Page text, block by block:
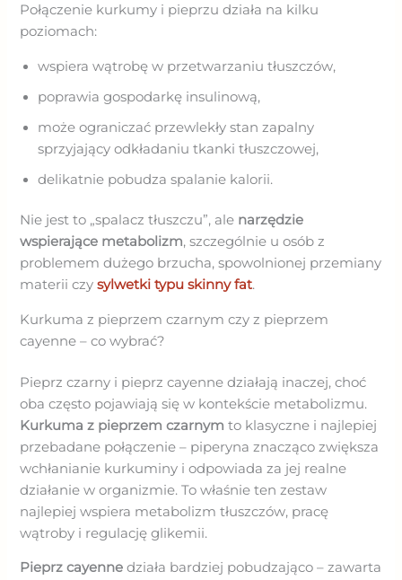
Połączenie kurkumy i pieprzu działa na kilku
poziomach:
wspiera wątrobę w przetwarzaniu tłuszczów,
poprawia gospodarkę insulinową,
może ograniczać przewlekły stan zapalny
sprzyjający odkładaniu tkanki tłuszczowej,
delikatnie pobudza spalanie kalorii.
Nie jest to „spalacz tłuszczu”, ale narzędzie
wspierające metabolizm, szczególnie u osób z
problemem dużego brzucha, spowolnionej przemiany
materii czysylwetki typu skinny fat.
Kurkuma z pieprzem czarnym czy z pieprzem
cayenne – co wybrać?
Pieprz czarny i pieprz cayenne działają inaczej, choć
oba często pojawiają się w kontekście metabolizmu.
Kurkuma z pieprzem czarnym to klasyczne i najlepiej
przebadane połączenie – piperyna znacząco zwiększa
wchłanianie kurkuminy i odpowiada za jej realne
działanie w organizmie. To właśnie ten zestaw
najlepiej wspiera metabolizm tłuszczów, pracę
wątroby i regulację glikemii.
Pieprz cayenne działa bardziej pobudzająco – zawarta